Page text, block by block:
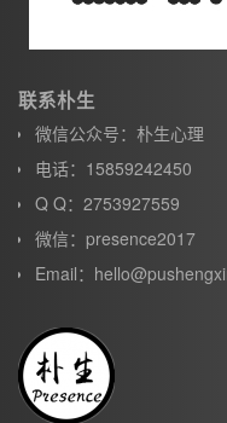
联系朴生
微信公众号：朴生心理
电话：15859242450
Q Q：2753927559
微信：presence2017
Email：